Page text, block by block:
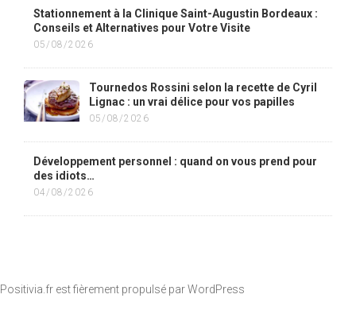
Stationnement à la Clinique Saint-Augustin Bordeaux :
Conseils et Alternatives pour Votre Visite
05/08/2026
Tournedos Rossini selon la recette de Cyril
Lignac : un vrai délice pour vos papilles
05/08/2026
Développement personnel : quand on vous prend pour
des idiots…
04/08/2026
Positivia.fr est fièrement propulsé parWordPress